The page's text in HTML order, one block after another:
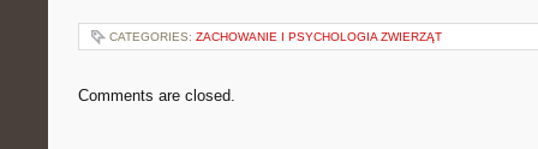
CATEGORIES: ZACHOWANIE I PSYCHOLOGIA ZWIERZĄT
Comments are closed.